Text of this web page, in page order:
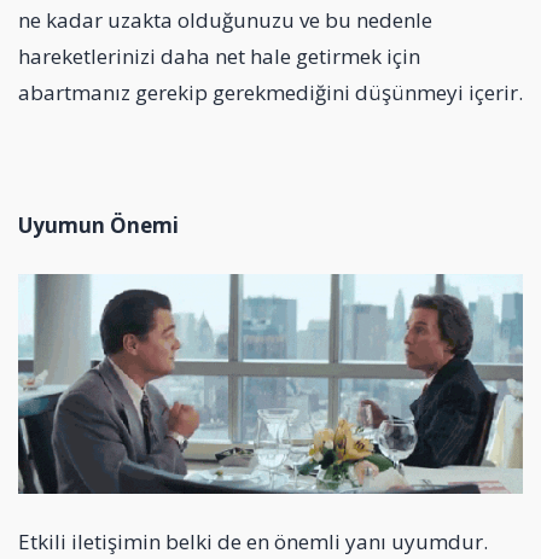
ne kadar uzakta olduğunuzu ve bu nedenle
hareketlerinizi daha net hale getirmek için
abartmanız gerekip gerekmediğini düşünmeyi içerir.
Uyumun Önemi
Etkili iletişimin belki de en önemli yanı uyumdur.